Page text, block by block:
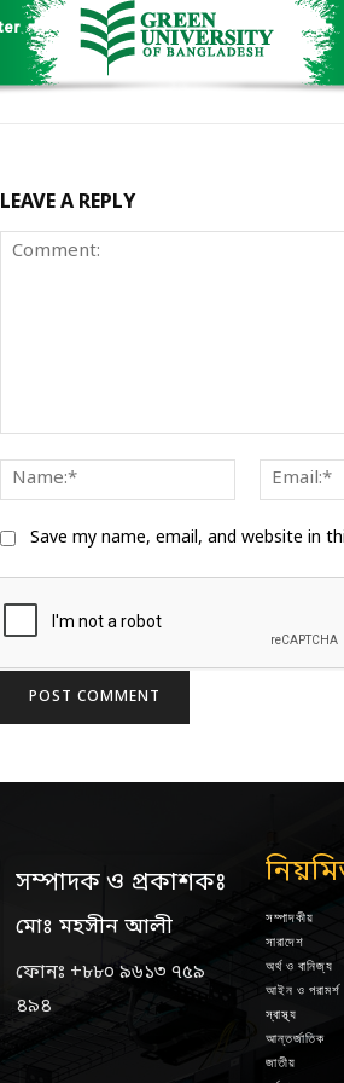
LEAVE A REPLY
Name:*
Save my name, email, and website in
সম্পাদক ও প্রকাশকঃ
মোঃ মহসীন আলী
ফোনঃ +৮৮০ ৯৬১৩ ৭৫৯
৪৯৪
সম্পাদকীয়
সারাদেশ
অর্থ ও বানিজ্য
আইন ও পরামর্শ
স্বাস্থ্য
আন্তর্জাতিক
জাতীয়